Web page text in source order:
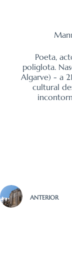
Poeta,
poliglota.
Algarve) - a
cultural
ANTERIOR